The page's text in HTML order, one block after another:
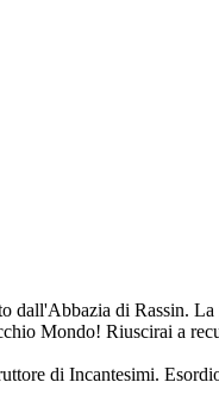
di Rassin.
Mondo! Riuscirai a
di Incantesimi.